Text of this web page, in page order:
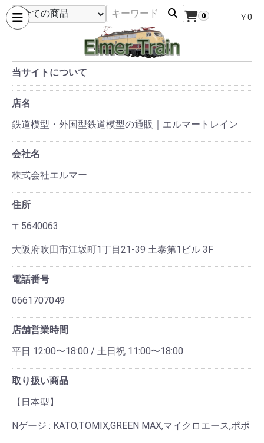
0 ￥0
当サイトについて
店名
鉄道模型・外国型鉄道模型の通販｜エルマートレイン
会社名
株式会社エルマー
住所
〒5640063
大阪府吹田市江坂町1丁目21-39 土泰第1ビル 3F
電話番号
0661707049
店舗営業時間
平日 12:00〜18:00 / 土日祝 11:00〜18:00
取り扱い商品
【日本型】
Nゲージ : KATO,TOMIX,GREEN MAX,マイクロエース,ポポ